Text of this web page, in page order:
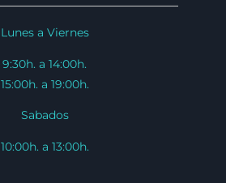
Lunes a Viernes
9:30h. a 14:00h.
15:00h. a 19:00h.
Sabados
10:00h. a 13:00h.